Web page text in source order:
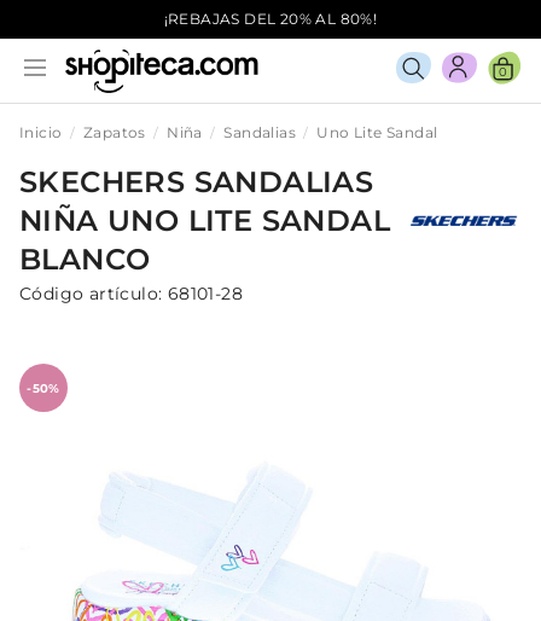
¡REBAJAS DEL 20% AL 80%!
0
Inicio Zapatos Niña Sandalias Uno Lite Sandal
SKECHERS SANDALIAS
NIÑA UNO LITE SANDAL
BLANCO
Código artículo: 68101-28
-50%